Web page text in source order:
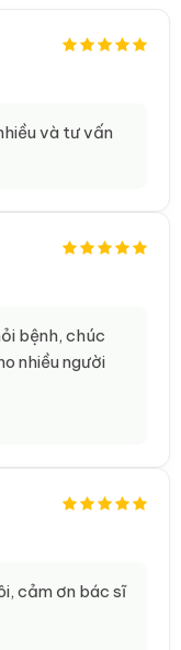
và tư vấn
bệnh, chúc
nhiều người
cảm ơn bác sĩ